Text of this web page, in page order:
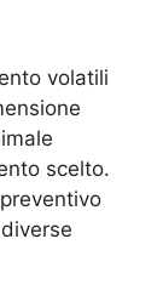
volatili
scelto.